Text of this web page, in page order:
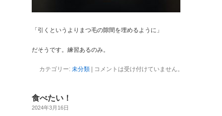
「引くというよりまつ毛の隙間を埋めるように」
だそうです。練習あるのみ。
カテゴリー: 未分類| コメントは受け付けていません。
食べたい！
2024年3月16日